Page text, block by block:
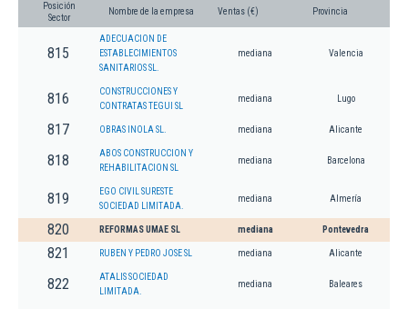
Posición
Sector
Nombre de la empresa Ventas (€) Provincia
815
ADECUACION DE
ESTABLECIMIENTOS
SANITARIOS SL.
mediana Valencia
816
CONSTRUCCIONES Y
CONTRATAS TEGUI SL
mediana Lugo
817 OBRAS INOLA SL. mediana Alicante
818
ABOS CONSTRUCCION Y
REHABILITACION SL
mediana Barcelona
819
EGO CIVIL SURESTE
SOCIEDAD LIMITADA.
mediana Almería
820 REFORMAS UMAE SL mediana Pontevedra
821 RUBEN Y PEDRO JOSE SL mediana Alicante
822
ATALIS SOCIEDAD
LIMITADA.
mediana Baleares